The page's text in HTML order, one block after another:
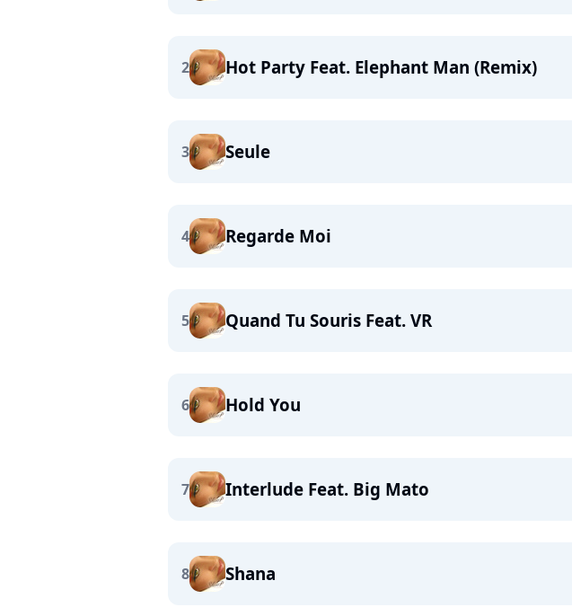
2 Hot Party Feat. Elephant Man (Remix)
3 Seule
4 Regarde Moi
5 Quand Tu Souris Feat. VR
6 Hold You
7 Interlude Feat. Big Mato
8 Shana